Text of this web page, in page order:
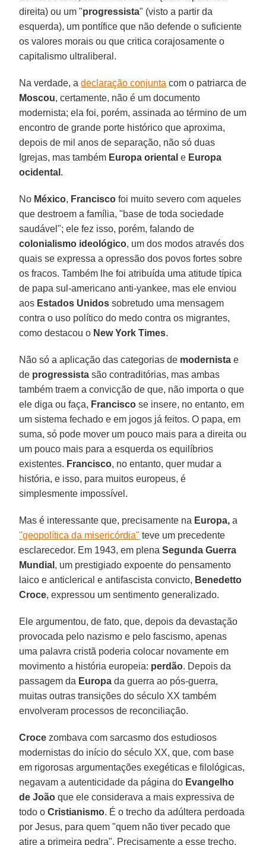
direita) ou um "progressista" (visto a partir da
esquerda), um pontífice que não defende o suficiente
os valores morais ou que critica corajosamente o
capitalismo ultraliberal.
Na verdade, adeclaração conjunta com o patriarca de
Moscou, certamente, não é um documento
modernista; ela foi, porém, assinada ao término de um
encontro de grande porte histórico que aproxima,
depois de mil anos de separação, não só duas
Igrejas, mas também Europa oriental e Europa
ocidental .
No México, Francisco foi muito severo com aqueles
que destroem a família, "base de toda sociedade
saudável"; ele fez isso, porém, falando de
colonialismo ideológico, um dos modos através dos
quais se expressa a opressão dos povos fortes sobre
os fracos. Também lhe foi atribuída uma atitude típica
de papa sul-americano anti-yankee, mas ele enviou
aos Estados Unidos sobretudo uma mensagem
contra o uso político do medo contra os migrantes,
como destacou o New York Times.
Não só a aplicação das categorias de modernista e
de progressista são contraditórias, mas ambas
também traem a convicção de que, não importa o que
ele diga ou faça, Francisco se insere, no entanto, em
um sistema fechado e em jogos já feitos. O papa, em
suma, só pode mover um pouco mais para a direita ou
um pouco mais para a esquerda os equilíbrios
existentes. Francisco, no entanto, quer mudar a
história, e isso, para muitos europeus, é
simplesmente impossível.
Mas é interessante que, precisamente na Europa, a
"geopolítica da misericórdia" teve um precedente
esclarecedor. Em 1943, em plenaSegunda Guerra
Mundial , um prestigiado expoente do pensamento
laico e anticlerical e antifascista convicto, Benedetto
Croce, expressou um sentimento generalizado.
Ele argumentou, de fato, que, depois da devastação
provocada pelo nazismo e pelo fascismo, apenas
uma palavra cristã poderia colocar novamente em
movimento a história europeia: perdão. Depois da
passagem da Europa da guerra ao pós-guerra,
muitas outras transições do século XX também
envolveram processos de reconciliação.
Croce zombava com sarcasmo dos estudiosos
modernistas do início do século XX, que, com base
em rigorosas argumentações exegéticas e filológicas,
negavam a autenticidade da página do Evangelho
de João que ele considerava a mais expressiva de
todo oCristianismo. É o trecho da adúltera perdoada
por Jesus, para quem "quem não tiver pecado que
atire a primeira pedra". Precisamente a esse trecho,